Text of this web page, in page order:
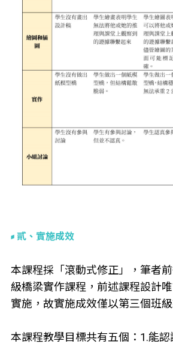
貳、實施成效
本課程採「滾動式修正」，筆者
級橋梁實作課程，前述課程設計
實施，故實施成效僅以第三個班級
本課程教學目標共有五個：1.能